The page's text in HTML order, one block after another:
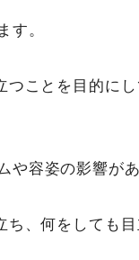
す。
ことを目的に
や容姿の影響があ
、何をしても目